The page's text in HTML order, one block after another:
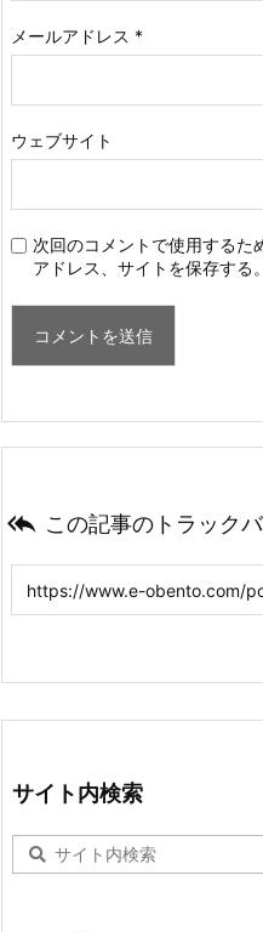
メールアドレス *
ウェブサイト
次回のコメントで使用するた
アドレス、サイトを保存する。
 この記事のトラック
サイト内検索